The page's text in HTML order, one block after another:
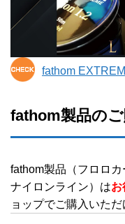
fathom
fathom製品の
fathom製品（フロロカ
ナイロンライン）はお
ョップでご購入いただ